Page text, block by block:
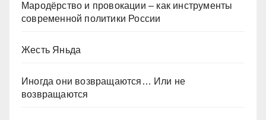
Мародёрство и провокации – как инструменты
современной политики России
Жесть Яньда
Иногда они возвращаются… Или не
возвращаются